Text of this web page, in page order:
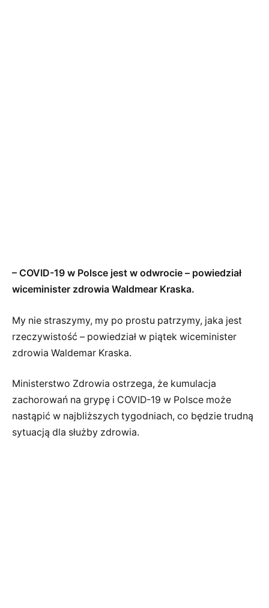
– COVID-19 w Polsce jest w odwrocie – powiedział
wiceminister zdrowia Waldmear Kraska.
My nie straszymy, my po prostu patrzymy, jaka jest
rzeczywistość – powiedział w piątek wiceminister
zdrowia Waldemar Kraska.
Ministerstwo Zdrowia ostrzega, że kumulacja
zachorowań na grypę i COVID-19 w Polsce może
nastąpić w najbliższych tygodniach, co będzie trudną
sytuacją dla służby zdrowia.